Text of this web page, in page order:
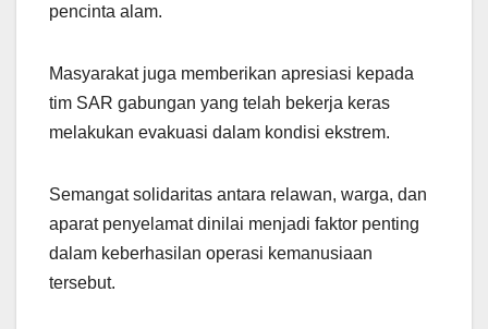
pencinta alam.
Masyarakat juga memberikan apresiasi kepada
tim SAR gabungan yang telah bekerja keras
melakukan evakuasi dalam kondisi ekstrem.
Semangat solidaritas antara relawan, warga, dan
aparat penyelamat dinilai menjadi faktor penting
dalam keberhasilan operasi kemanusiaan
tersebut.